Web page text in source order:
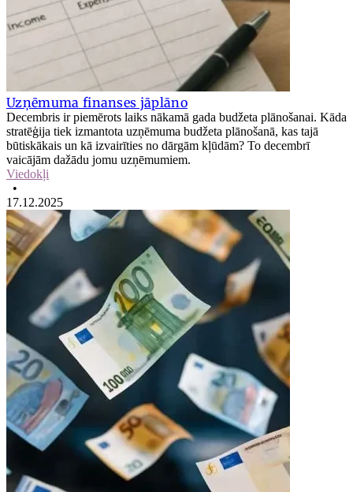
Uzņēmuma finanses jāplāno
Decembris ir piemērots laiks nākamā gada budžeta plānošanai. Kāda
stratēģija tiek izmantota uzņēmuma budžeta plānošanā, kas tajā
būtiskākais un kā izvairīties no dārgām kļūdām? To decembrī
vaicājām dažādu jomu uzņēmumiem.
Viedokļi
•
17.12.2025